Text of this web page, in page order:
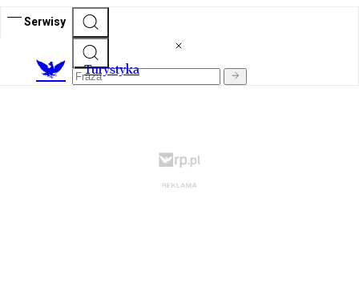
Serwisy
Turystyka